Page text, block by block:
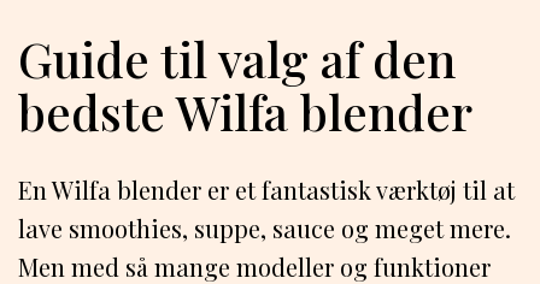
Guide til valg af den
bedste Wilfa blender
En Wilfa blender er et fantastisk værktøj til at
lave smoothies, suppe, sauce og meget mere.
Men med så mange modeller og funktioner